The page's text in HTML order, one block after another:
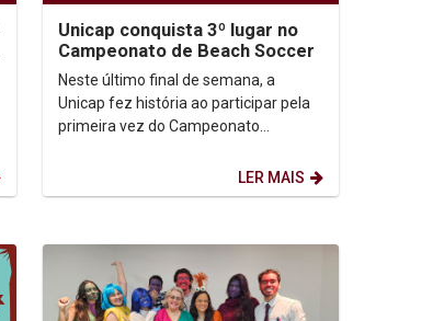
Unicap conquista 3º lugar no
Campeonato de Beach Soccer
Neste último final de semana, a
Unicap fez história ao participar pela
primeira vez do Campeonato
Beach Soccer, conquistando um...
LER MAIS